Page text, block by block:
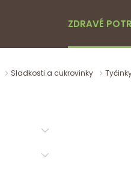
ZDRAVÉ
Sladkosti a cukrovinky